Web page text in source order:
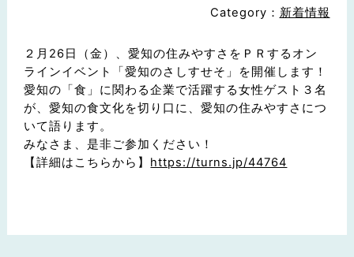
新着情報
Category：
２月26日（金）、愛知の住みやすさをＰＲするオン
ラインイベント「愛知のさしすせそ」を開催します！
愛知の「食」に関わる企業で活躍する女性ゲスト３名
が、愛知の食文化を切り口に、愛知の住みやすさにつ
いて語ります。
みなさま、是非ご参加ください！
【詳細はこちらから】 https://turns.jp/44764